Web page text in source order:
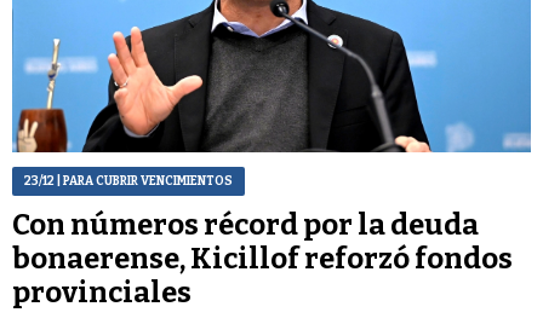
23/12 | PARA CUBRIR VENCIMIENTOS
Con números récord por la deuda
bonaerense, Kicillof reforzó fondos
provinciales